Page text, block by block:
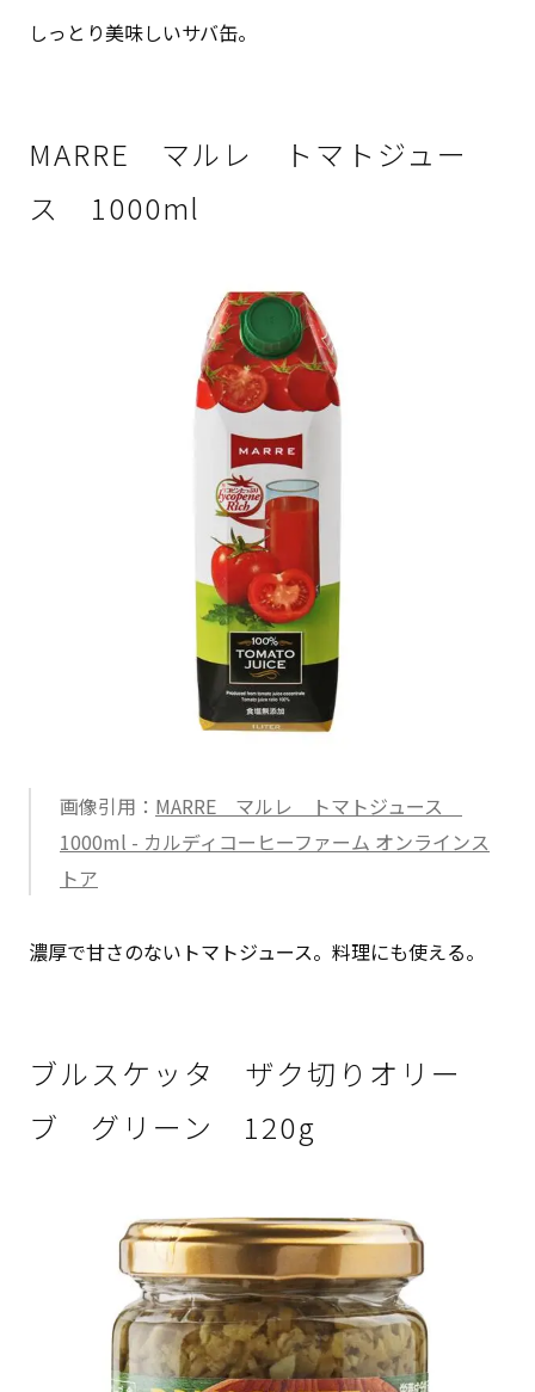
しっとり美味しいサバ缶。
MARRE マルレ トマトジュー
ス 1000ml
画像引用： MARRE マルレ トマトジュース
1000ml - カルディコーヒーファーム オンラインス
トア
濃厚で甘さのないトマトジュース。料理にも使える。
ブルスケッタ ザク切りオリー
ブ グリーン 120g